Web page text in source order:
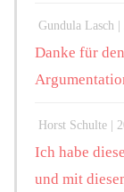
Gundula Lasch |
Danke für
Horst Schulte |
Ich habe
und mit